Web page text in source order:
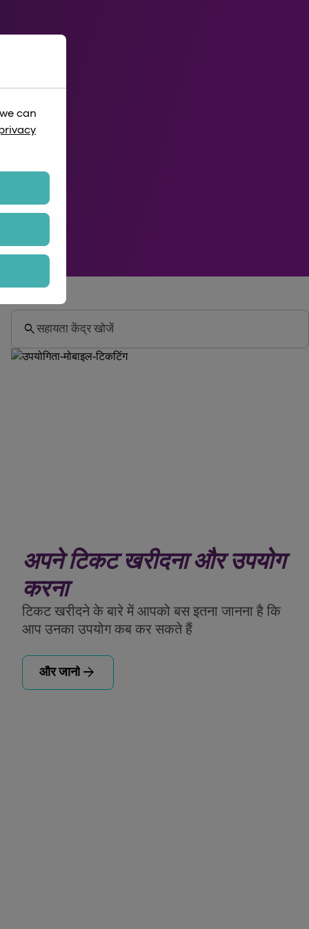
searchसहायता केंद्र खोजें
अपने टिकट खरीदना और उपयोग
करना
टिकट खरीदने के बारे में आपको बस इतना जानना है कि
आप उनका उपयोग कब कर सकते हैं
और जानो arrow_forward
can